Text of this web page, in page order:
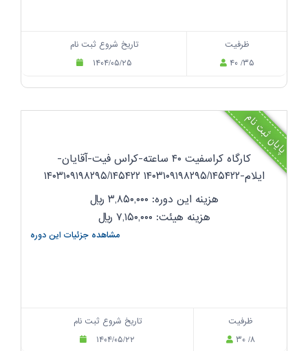
تاریخ شروع ثبت نام
۱۴۰۴/۰۵/۲۵
ظرفیت
۴۰ /۳۵
پایان ثبت نام
کارگاه کراسفیت ۴۰ ساعته-کراس فیت-آقایان-
ایلام-۱۴۰۳۱۰۹۱۹۸۲۹۵/۱۴۵۴۲۲ ۱۴۰۳۱۰۹۱۹۸۲۹۵/۱۴۵۴۲۲
هزینه این دوره: ۳,۸۵۰,۰۰۰
ریال
هزینه هیئت: ۷,۱۵۰,۰۰۰
ریال
مشاهده جزئیات این دوره
تاریخ شروع ثبت نام
۱۴۰۴/۰۵/۲۲
ظرفیت
۳۰ /۸